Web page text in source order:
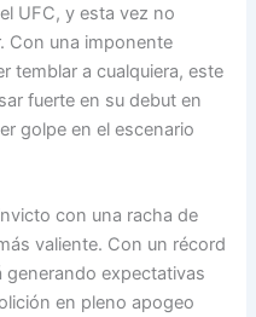
UFC, y esta vez no
Con una imponente
temblar a cualquiera, este
fuerte en su debut en
golpe en el escenario
con una racha de
valiente. Con un récord
generando expectativas
en pleno apogeo